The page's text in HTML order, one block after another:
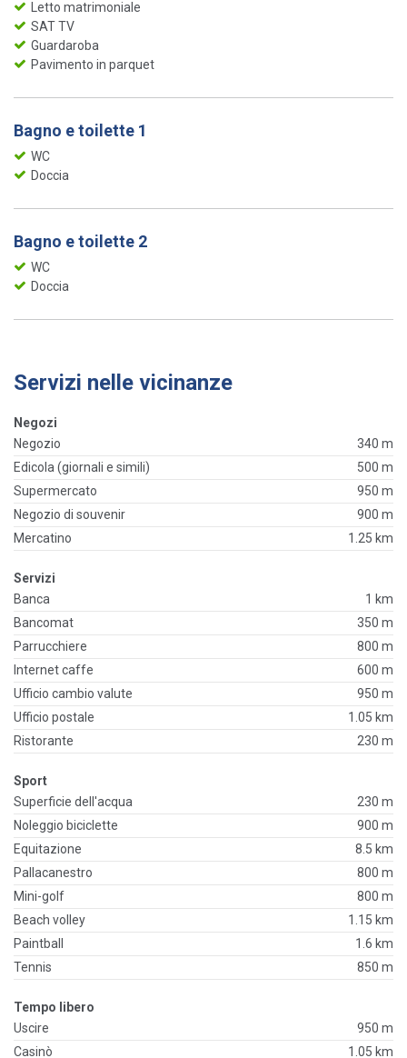
Letto matrimoniale
SAT TV
Guardaroba
Pavimento in parquet
Bagno e toilette 1
WC
Doccia
Bagno e toilette 2
WC
Doccia
Servizi nelle vicinanze
Negozi
Negozio
340 m
Edicola (giornali e simili)
500 m
Supermercato
950 m
Negozio di souvenir
900 m
Mercatino
1.25 km
Servizi
Banca
1 km
Bancomat
350 m
Parrucchiere
800 m
Internet caffe
600 m
Ufficio cambio valute
950 m
Ufficio postale
1.05 km
Ristorante
230 m
Sport
Superficie dell'acqua
230 m
Noleggio biciclette
900 m
Equitazione
8.5 km
Pallacanestro
800 m
Mini-golf
800 m
Beach volley
1.15 km
Paintball
1.6 km
Tennis
850 m
Tempo libero
Uscire
950 m
Casinò
1.05 km